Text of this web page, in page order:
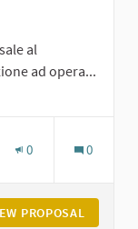
al
ad opera...
0 0
PROPOSAL